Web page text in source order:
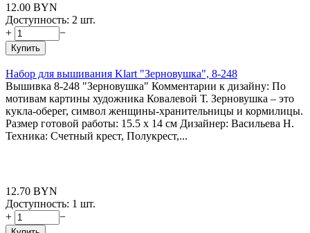
12.00 BYN
Доступность: 2 шт.
+
−
Купить
Набор для вышивания Klart "Зерновушка", 8-248
Вышивка 8-248 "Зерновушка" Комментарии к дизайну: По
мотивам картины художника Ковалевой Т. Зерновушка – это
кукла-оберег, символ женщины-хранительницы и кормилицы.
Размер готовой работы: 15.5 x 14 см Дизайнер: Васильева Н.
Техника: Счетный крест, Полукрест,...
12.70 BYN
Доступность: 1 шт.
+
−